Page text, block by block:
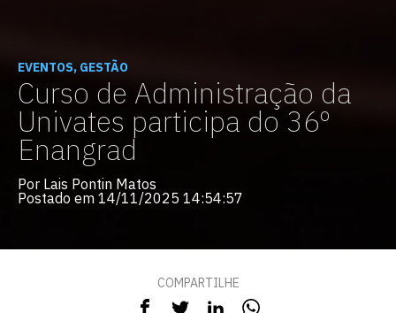
EVENTOS, GESTÃO
Curso de Administração da
Univates participa do 36º
Enangrad
Por Lais Pontin Matos
Postado em 14/11/2025 14:54:57
COMPARTILHE